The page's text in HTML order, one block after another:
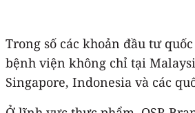
Trong số các khoản đầu tư
bệnh viện không chỉ tại
Singapore, Indonesia và các